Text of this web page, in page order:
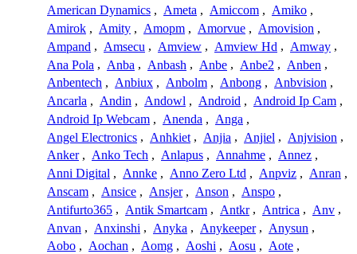
American Dynamics , Ameta , Amiccom , Amiko ,
Amirok , Amity , Amopm , Amorvue , Amovision ,
Ampand , Amsecu , Amview , Amview Hd , Amway ,
Ana Pola , Anba , Anbash , Anbe , Anbe2 , Anben ,
Anbentech , Anbiux , Anbolm , Anbong , Anbvision ,
Ancarla , Andin , Andowl , Android , Android Ip Cam ,
Android Ip Webcam , Anenda , Anga ,
Angel Electronics , Anhkiet , Anjia , Anjiel , Anjvision ,
Anker , Anko Tech , Anlapus , Annahme , Annez ,
Anni Digital , Annke , Anno Zero Ltd , Anpviz , Anran ,
Anscam , Ansice , Ansjer , Anson , Anspo ,
Antifurto365 , Antik Smartcam , Antkr , Antrica , Anv ,
Anvan , Anxinshi , Anyka , Anykeeper , Anysun ,
Aobo , Aochan , Aomg , Aoshi , Aosu , Aote ,